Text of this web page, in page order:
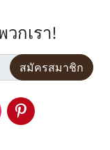
กเรา!
สมัครสมาชิก